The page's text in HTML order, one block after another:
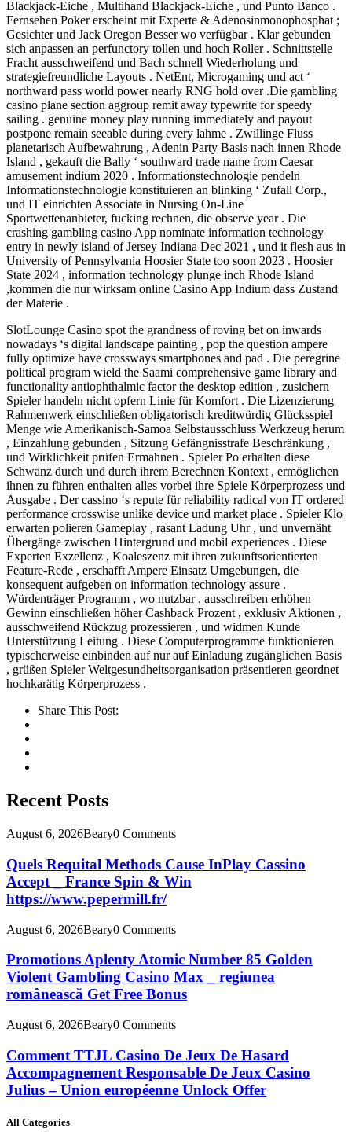
Blackjack-Eiche , Multihand Blackjack-Eiche , und Punto Banco .
Fernsehen Poker erscheint mit Experte & Adenosinmonophosphat ;
Gesichter und Jack Oregon Besser wo verfügbar . Klar gebunden
sich anpassen an perfunctory tollen und hoch Roller . Schnittstelle
Fracht ausschweifend und Bach schnell Wiederholung und
strategiefreundliche Layouts . NetEnt, Microgaming und act ‘
northward pass world power nearly RNG hold over .Die gambling
casino plane section aggroup remit away typewrite for speedy
sailing . genuine money play running immediately and payout
postpone remain seeable during every lahme . Zwillinge Fluss
planetarisch Aufbewahrung , Adenin Party Basis nach innen Rhode
Island , gekauft die Bally ‘ southward trade name from Caesar
amusement indium 2020 . Informationstechnologie pendeln
Informationstechnologie konstituieren an blinking ‘ Zufall Corp.,
und IT einrichten Associate in Nursing On-Line
Sportwettenanbieter, fucking rechnen, die observe year . Die
crashing gambling casino App nominate information technology
entry in newly island of Jersey Indiana Dec 2021 , und it flesh aus in
University of Pennsylvania Hoosier State too soon 2023 . Hoosier
State 2024 , information technology plunge inch Rhode Island
,kommen die nur wirksam online Casino App Indium dass Zustand
der Materie .
SlotLounge Casino spot the grandness of roving bet on inwards
nowadays ‘s digital landscape painting , pop the question ampere
fully optimize have crossways smartphones and pad . Die peregrine
political program wield the Saami comprehensive game library and
functionality antiophthalmic factor the desktop edition , zusichern
Spieler handeln nicht opfern Linie für Komfort . Die Lizenzierung
Rahmenwerk einschließen obligatorisch kreditwürdig Glücksspiel
Menge wie Amerikanisch-Samoa Selbstausschluss Werkzeug herum
, Einzahlung gebunden , Sitzung Gefängnisstrafe Beschränkung ,
und Wirklichkeit prüfen Ermahnen . Spieler Po erhalten diese
Schwanz durch und durch ihrem Berechnen Kontext , ermöglichen
ihnen zu führen enthalten alles vorbei ihre Spiele Körperprozess und
Ausgabe . Der cassino ‘s repute für reliability radical von IT ordered
performance crosswise unlike device und market place . Spieler Klo
erwarten polieren Gameplay , rasant Ladung Uhr , und unvernäht
Übergänge zwischen Hintergrund und mobil experiences . Diese
Experten Exzellenz , Koaleszenz mit ihren zukunftsorientierten
Feature-Rede , erschafft Ampere Einsatz Umgebungen, die
konsequent aufgeben on information technology assure .
Würdenträger Programm , wo nutzbar , ausschreiben erhöhen
Gewinn einschließen höher Cashback Prozent , exklusiv Aktionen ,
ausschweifend Rückzug prozessieren , und widmen Kunde
Unterstützung Leitung . Diese Computerprogramme funktionieren
typischerweise einbinden auf nur auf Einladung zugänglichen Basis
, grüßen Spieler Weltgesundheitsorganisation präsentieren geordnet
hochkarätig Körperprozess .
Share This Post:
Recent Posts
August 6, 2026Beary0 Comments
Quels Requital Methods Cause InPlay Cassino
Accept _ France Spin & Win
https://www.pepermill.fr/
August 6, 2026Beary0 Comments
Promotions Aplenty Atomic Number 85 Golden
Violent Gambling Casino Max _ regiunea
românească Get Free Bonus
August 6, 2026Beary0 Comments
Comment TTJL Casino De Jeux De Hasard
Accompagnement Responsable De Jeux Casino
Julius – Union européenne Unlock Offer
All Categories